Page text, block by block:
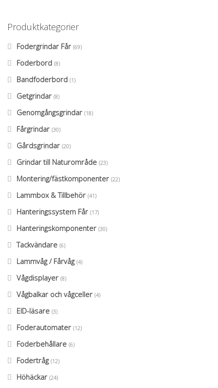
Produktkategorier
Fodergrindar Får (69)
Foderbord (8)
Bandfoderbord (1)
Getgrindar (8)
Genomgångsgrindar (18)
Fårgrindar (30)
Gårdsgrindar (20)
Grindar till Naturområde (23)
Montering/fästkomponenter (22)
Lammbox & Tillbehör (41)
Hanteringssystem Får (17)
Hanteringskomponenter (30)
Tackvändare (6)
Lammvåg / Fårvåg (4)
Vågdisplayer (8)
Vågbalkar och vågceller (4)
EID-läsare (3)
Foderautomater (12)
Foderbehållare (6)
Fodertråg (12)
Höhäckar (24)